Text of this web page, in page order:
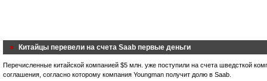
Китайцы перевели на счета Saab первые деньги
Перечисленные китайской компанией $5 млн. уже поступили на счета шведсткой
соглашения, согласно которому компания Youngman получит долю в Saab.